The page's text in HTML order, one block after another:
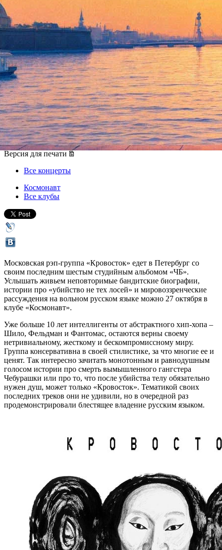
Скандальный «Кровосток»
презентует петербуржцам
свой последний альбом
27 октября 2018, суббота,20.00
Версия для печати
Все концерты
Космонавт
Все клубы
Московская рэп-группа «Кровосток» едет в Петербург со
своим последним шестым студийным альбомом «ЧБ».
Услышать живьем неповторимые бандитские биографии,
истории про «убийство не тех лосей» и мировоззренческие
рассуждения на вольном русском языке можно 27 октября в
клубе «Космонавт».
Уже больше 10 лет интеллигенты от абстрактного хип-хопа –
Шило, Фельдман и Фантомас, остаются верны своему
нетривиальному, жесткому и бескомпромиссному миру.
Группа консервативна в своей стилистике, за что многие ее и
ценят. Так интересно зачитать монотонным и равнодушным
голосом истории про смерть вымышленного гангстера
Чебурашки или про то, что после убийства телу обязательно
нужен душ, может только «Кровосток». Тематикой своих
последних треков они не удивили, но в очередной раз
продемонстрировали блестящее владение русским языком.